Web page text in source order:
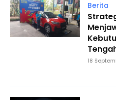
Berita
18